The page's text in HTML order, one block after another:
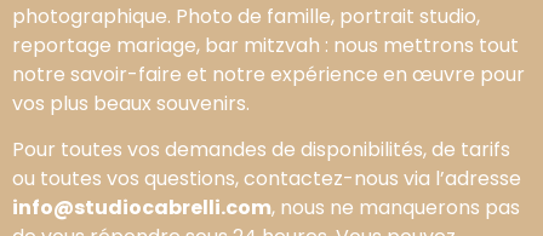
photographique. Photo de famille, portrait studio,
reportage mariage, bar mitzvah : nous mettrons tout
notre savoir-faire et notre expérience en œuvre pour
vos plus beaux souvenirs.
Pour toutes vos demandes de disponibilités, de tarifs
ou toutes vos questions, contactez-nous via l’adresse
info@studiocabrelli.com, nous ne manquerons pas